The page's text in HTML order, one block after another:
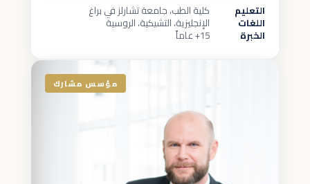
التعليم كلية الطب، جامعة تشارلز في براغ
اللغات الإنجليزية، التشيكية، الروسية
الخبرة 15+ عاماً
مؤسس مشارك